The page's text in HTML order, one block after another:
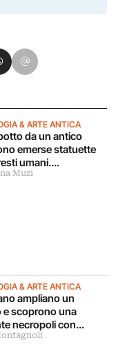
& ARTE ANTICA
da un antico
emerse statuette
umani.
scoperta in Emilia
Muzi
& ARTE ANTICA
ampliano un
e scoprono una
necropoli con
su Pinterest
su WhatsApp
Condividi su Email